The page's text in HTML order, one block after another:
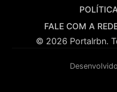
FALE COM A
© 2026 Portalrbn.